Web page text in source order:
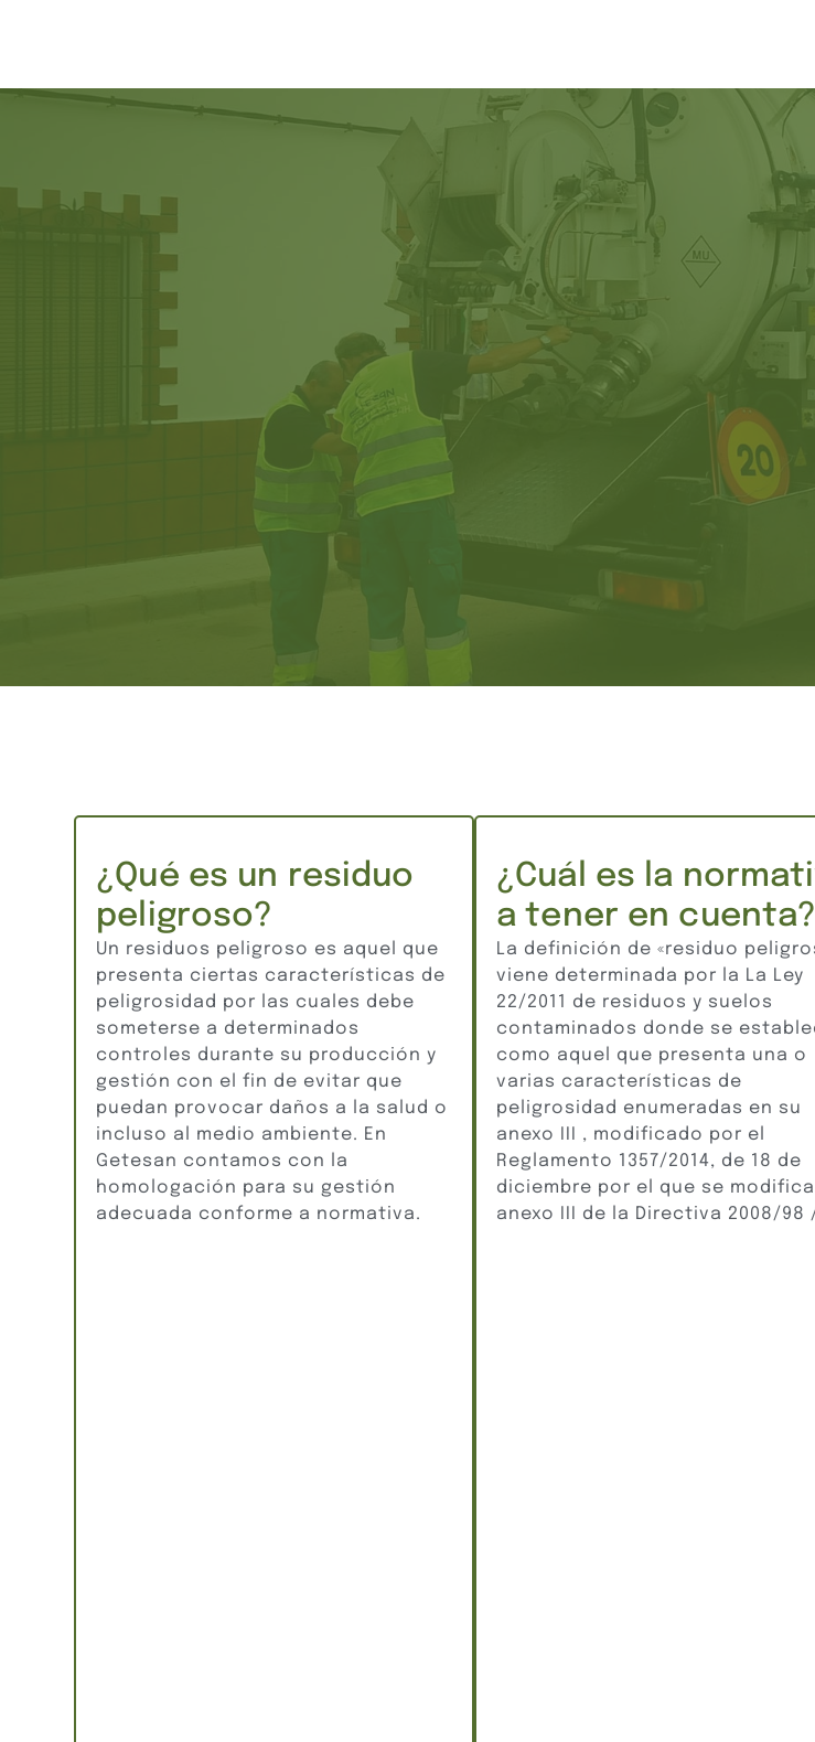
¿Qué es un residuo
peligroso?
Un residuos peligroso es aquel que
presenta ciertas características de
peligrosidad por las cuales debe
someterse a determinados
controles durante su producción y
gestión con el fin de evitar que
puedan provocar daños a la salud o
incluso al medio ambiente. En
Getesan contamos con la
homologación para su gestión
adecuada conforme a normativa.
¿Cuál es la
a tener en cuenta?
La definición de «residuo
viene determinada por la La Ley
22/2011 de residuos y suelos
contaminados donde se
como aquel que presenta una o
varias características de
peligrosidad enumeradas en su
anexo III , modificado por el
Reglamento 1357/2014, de 18 de
diciembre por el que se modifica
anexo III de la Directiva 2008/98